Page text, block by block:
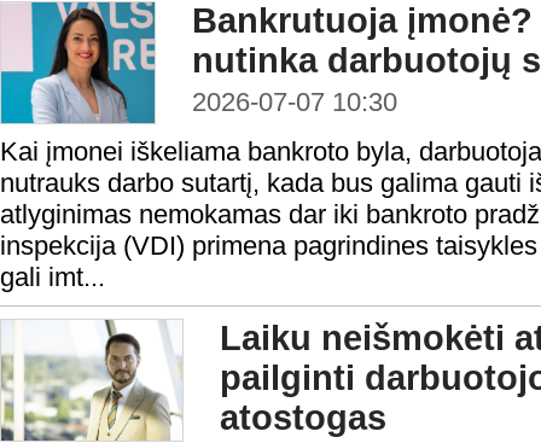
Bankrutuoja
nutinka darbuotojų
2026-07-07 10:30
Kai įmonei iškeliama bankroto byla,
nutrauks darbo sutartį, kada bus galima gauti
atlyginimas nemokamas dar iki bankroto
inspekcija (VDI) primena pagrindines
gali imt...
Laiku neišmokėti
pailginti
atostogas